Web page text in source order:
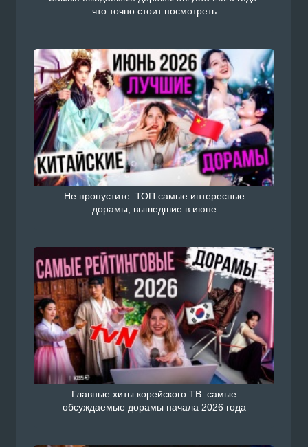
что точно стоит посмотреть
Не пропустите: ТОП самые интересные
дорамы, вышедшие в июне
Главные хиты корейского ТВ: самые
обсуждаемые дорамы начала 2026 года